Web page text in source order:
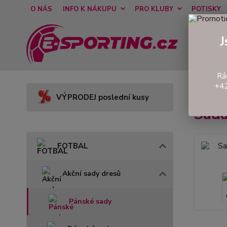
O NÁS INFO K NÁKUPU PRO KLUBY POTISKY
VÝPRODEJ poslední kusy
FOTBAL
Akční sady dresů
Pánské sady